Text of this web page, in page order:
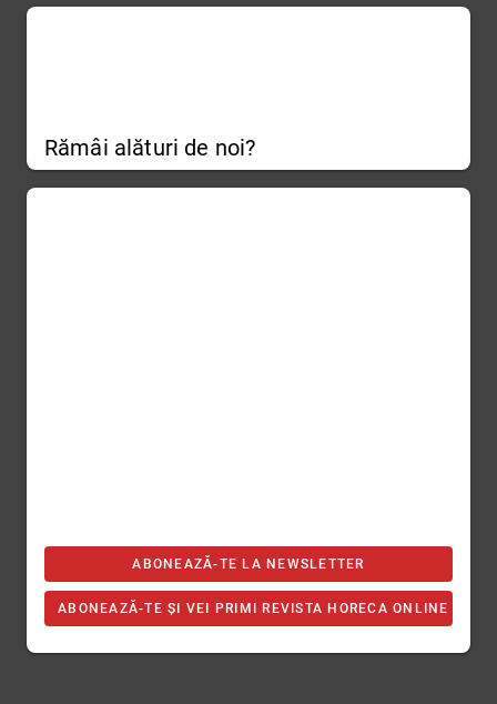
Rămâi alături de noi?
ABONEAZĂ-TE LA NEWSLETTER
ABONEAZĂ-TE ȘI VEI PRIMI REVISTA HORECA ONLINE